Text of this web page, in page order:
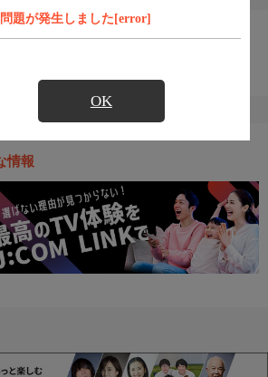
題が発生しました[error]
OK
すめ番組
情報